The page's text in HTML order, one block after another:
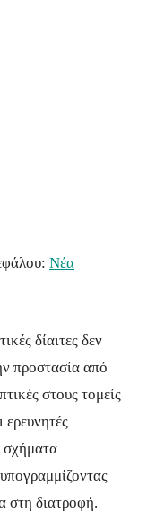
Νέα
δίαιτες δεν
προστασία από
στους τομείς
ερευνητές
σχήματα
στη διατροφή.